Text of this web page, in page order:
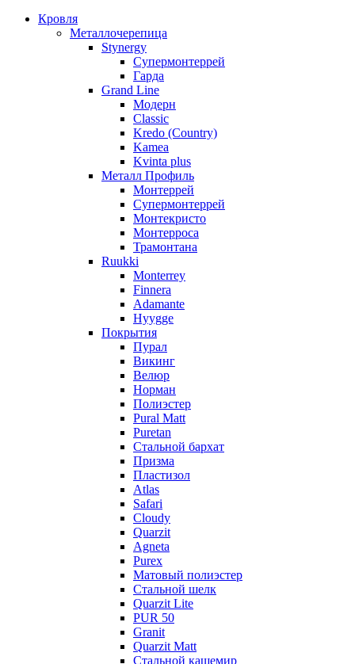
Кровля
Металлочерепица
Stynergy
Супермонтеррей
Гарда
Grand Line
Модерн
Classic
Kredo (Country)
Kamea
Kvinta plus
Металл Профиль
Монтеррей
Супермонтеррей
Монтекристо
Монтерроса
Трамонтана
Ruukki
Monterrey
Finnera
Adamante
Hyygge
Покрытия
Пурал
Викинг
Велюр
Норман
Полиэстер
Pural Matt
Puretan
Стальной бархат
Призма
Пластизол
Atlas
Safari
Cloudy
Quarzit
Agneta
Purex
Матовый полиэстер
Стальной шелк
Quarzit Lite
PUR 50
Granit
Quarzit Matt
Стальной кашемир